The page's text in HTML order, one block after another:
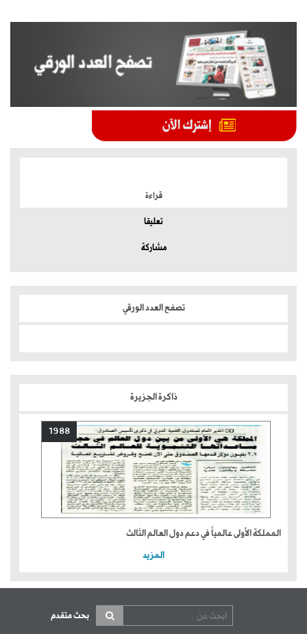
قراءة
تعليقا
مشاركة
تصفح العدد الورقي
ذاكرة الجزيرة
1988
المملكة الأولى عالمياً في دعم دول العالم الثالث
المزيد
بحث متقدم